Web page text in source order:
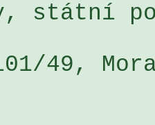
státní
49,